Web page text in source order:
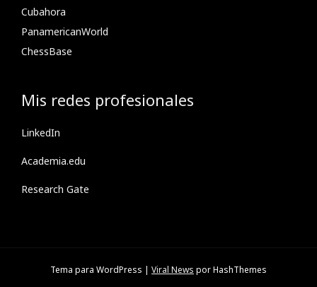
Cubahora
PanamericanWorld
ChessBase
Mis redes profesionales
LinkedIn
Academia.edu
Research Gate
Tema para WordPress | Viral News por HashThemes